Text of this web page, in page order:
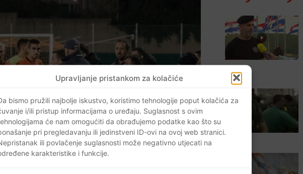
Upravljanje pristankom za kolačiće
bismo pružili najbolje iskustvo, koristimo tehnologije poput kolačića za
i/ili pristup informacijama o uređaju. Suglasnost s ovim
će nam omogućiti da obrađujemo podatke kao što su
pri pregledavanju ili jedinstveni ID-ovi na ovoj web stranici.
ili povlačenje suglasnosti može negativno utjecati na
karakteristike i funkcije.